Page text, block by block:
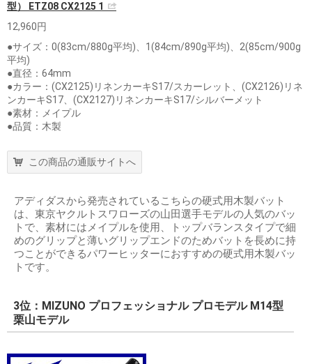
型） ETZ08 CX2125 1
12,960円
●サイズ：0(83cm/880g平均)、1(84cm/890g平均)、2(85cm/900g
平均)
●直径：64mm
●カラー：(CX2125)リネンカーキS17/スカーレット、(CX2126)リネ
ンカーキS17、(CX2127)リネンカーキS17/シルバーメット
●素材：メイプル
●品質：木製
この商品の通販サイトへ
アディダスから発売されているこちらの硬式用木製バット
は、東京ヤクルトスワローズの山田選手モデルの人気のバッ
トで、素材にはメイプルを使用、トップバランスタイプで細
めのグリップと薄いグリップエンドのためバットを長めに持
つことができるパワーヒッターにおすすめの硬式用木製バッ
トです。
3位：MIZUNO プロフェッショナル プロモデル M14型
栗山モデル